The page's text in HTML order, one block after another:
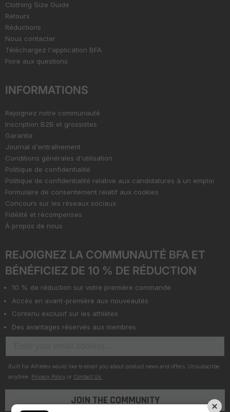
Clothing Size Guide
Retours
Réductions
Nous contacter
Téléchargez l'application BFA
Foire aux questions
INFORMATIONS
Rejoignez notre communauté
Inscription B2B et grossistes
Garantie
Journal d'entraînement
Conditions générales d'utilisation
Politique de confidentialité
Politique de confidentialité relative aux candidatures à un emploi
Formulaire de consentement relatif aux cookies
Concours sur les réseaux sociaux
Fidélité et récompenses
À propos de nous
REJOIGNEZ LA COMMUNAUTÉ BFA ET
BÉNÉFICIEZ DE 10 % DE RÉDUCTION
10 % de réduction sur votre première commande
Accès en avant-première aux nouveautés
Contenu exclusif sur les athlètes
Des avantages réservés aux membres
Built For Athletes would like to email you about product news and offers. Unsubscribe
anytime. Privacy Policy or Contact Us.
JOIN THE COMMUNITY